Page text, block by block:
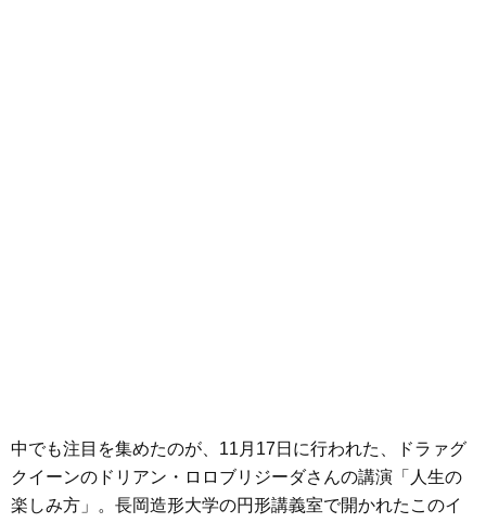
中でも注目を集めたのが、11月17日に行われた、ドラァグ
クイーンのドリアン・ロロブリジーダさんの講演「人生の
楽しみ方」。長岡造形大学の円形講義室で開かれたこのイ